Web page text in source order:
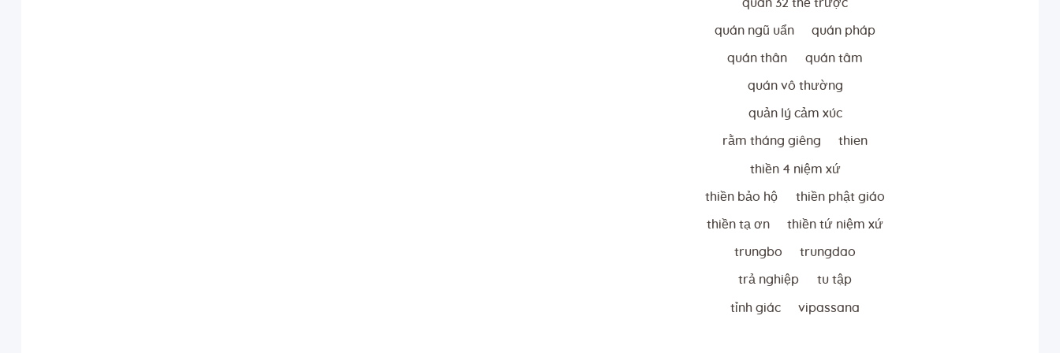
quán 32 thể trược
quán ngũ uẩn quán pháp
quán thân quán tâm
quán vô thường
quản lý cảm xúc
rằm tháng giêng thien
thiền 4 niệm xứ
thiền bảo hộ thiền phật giáo
thiền tạ ơn thiền tứ niệm xứ
trungbo trungdao
trả nghiệp tu tập
tỉnh giác vipassana